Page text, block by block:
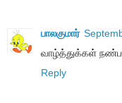
பாலகுமார்
வாழ்த்துக்கள்
Reply